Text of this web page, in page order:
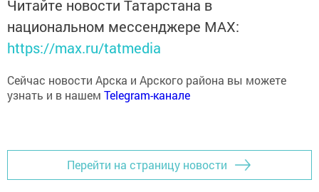
национальном мессенджере MАХ:
https://max.ru/tatmedia
Сейчас новости Арска и Арского района вы можете
узнать и в нашемTelegram-канале
Перейти на страницу новости